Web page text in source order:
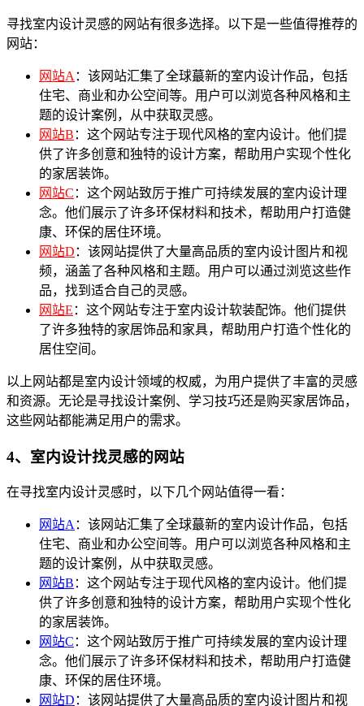
寻找室内设计灵感的网站有很多选择。以下是一些值得推荐的
网站：
网站A ：该网站汇集了全球蕞新的室内设计作品，包括
住宅、商业和办公空间等。用户可以浏览各种风格和主
题的设计案例，从中获取灵感。
网站B ：这个网站专注于现代风格的室内设计。他们提
供了许多创意和独特的设计方案，帮助用户实现个性化
的家居装饰。
网站C ：这个网站致厉于推广可持续发展的室内设计理
念。他们展示了许多环保材料和技术，帮助用户打造健
康、环保的居住环境。
网站D ：该网站提供了大量高品质的室内设计图片和视
频，涵盖了各种风格和主题。用户可以通过浏览这些作
品，找到适合自己的灵感。
网站E ：这个网站专注于室内设计软装配饰。他们提供
了许多独特的家居饰品和家具，帮助用户打造个性化的
居住空间。
以上网站都是室内设计领域的权威，为用户提供了丰富的灵感
和资源。无论是寻找设计案例、学习技巧还是购买家居饰品，
这些网站都能满足用户的需求。
4、室内设计找灵感的网站
在寻找室内设计灵感时，以下几个网站值得一看：
网站A：该网站汇集了全球蕞新的室内设计作品，包括
住宅、商业和办公空间等。用户可以浏览各种风格和主
题的设计案例，从中获取灵感。
网站B ：这个网站专注于现代风格的室内设计。他们提
供了许多创意和独特的设计方案，帮助用户实现个性化
的家居装饰。
网站C ：这个网站致厉于推广可持续发展的室内设计理
念。他们展示了许多环保材料和技术，帮助用户打造健
康、环保的居住环境。
网站D ：该网站提供了大量高品质的室内设计图片和视